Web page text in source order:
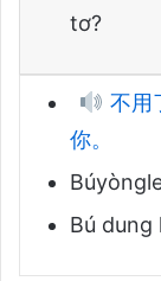
tơ?
不用
你。
Bú dung